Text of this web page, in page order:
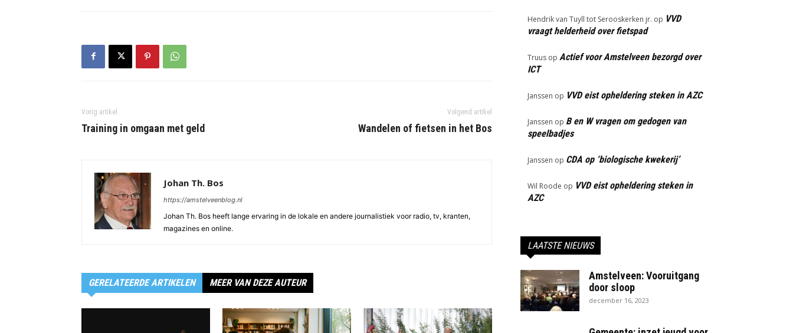
Vorig artikel
Training in omgaan met geld
Volgend artikel
Wandelen of fietsen in het Bos
Johan Th. Bos
https://amstelveenblog.nl
Johan Th. Bos heeft lange ervaring in de lokale en andere journalistiek voor radio, tv, kranten,
magazines en online.
GERELATEERDE ARTIKELEN MEER VAN DEZE AUTEUR
Hendrik van Tuyll tot Serooskerken jr. op VVD
vraagt helderheid over fietspad
Truus op Actief voor Amstelveen bezorgd over
ICT
Janssen op VVD eist opheldering steken in AZC
Janssen op B en W vragen om gedogen van
speelbadjes
Janssen op CDA op ‘biologische kwekerij’
Wil Roode op VVD eist opheldering steken in
AZC
LAATSTE NIEUWS
Amstelveen: Vooruitgang
door sloop
december 16, 2023